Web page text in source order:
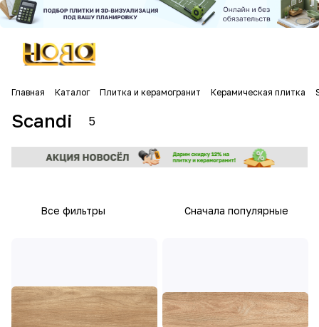
Главная Каталог Плитка и керамогранит Керамическая плитка
Scandi 5
Все фильтры Сначала популярные